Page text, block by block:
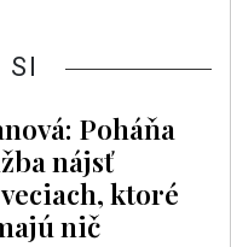
Poháňa
nájsť
ktoré
nič